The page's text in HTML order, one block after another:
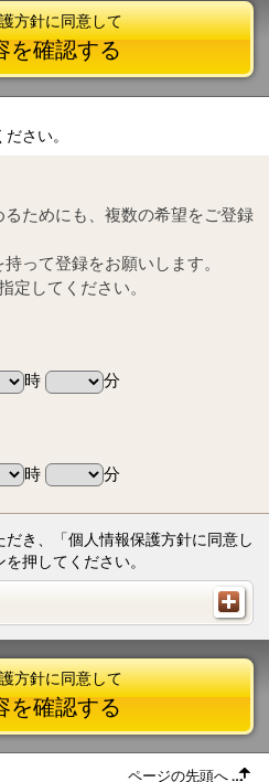
方針に同意して
を確認する
さい。
ためにも、複数の希望をご登録
って登録をお願いします。
定してください。
時
分
時 分
き、「個人情報保護方針に同意し
押してください。
方針に同意して
を確認する
ページの先頭へ